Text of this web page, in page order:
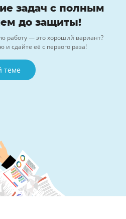
задач с полным
до защиты!
работу — это хороший вариант?
сдайте её с первого раза!
теме